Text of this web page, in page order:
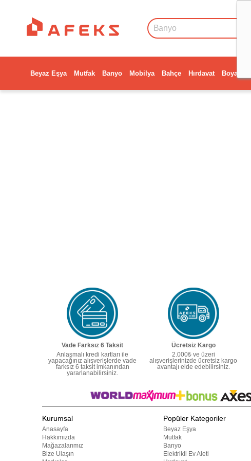
Beyaz Eşya Mutfak Banyo Mobilya Bahçe Hırdavat Boya
Vade Farksız 6 Taksit
Anlaşmalı kredi kartları ile
yapacağınız alışverişlerde vade
farksız 6 taksit imkanından
yararlanabilirsiniz.
Ücretsiz Kargo
2.000₺ ve üzeri
alışverişlerinizde ücretsiz kargo
avantajı elde edebilirsiniz.
Kurumsal
Anasayfa
Hakkımızda
Mağazalarımız
Bize Ulaşın
Popüler Kategoriler
Beyaz Eşya
Mutfak
Banyo
Elektrikli Ev Aleti